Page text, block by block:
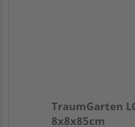
TraumGarten
8x8x85cm